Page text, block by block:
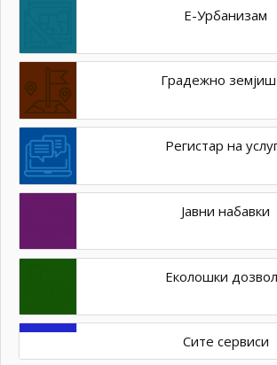
Е-Урбанизам
Градежно
Регистар на
Јавни набавки
Еколошки
Сите сервиси